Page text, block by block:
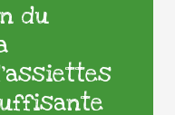
du